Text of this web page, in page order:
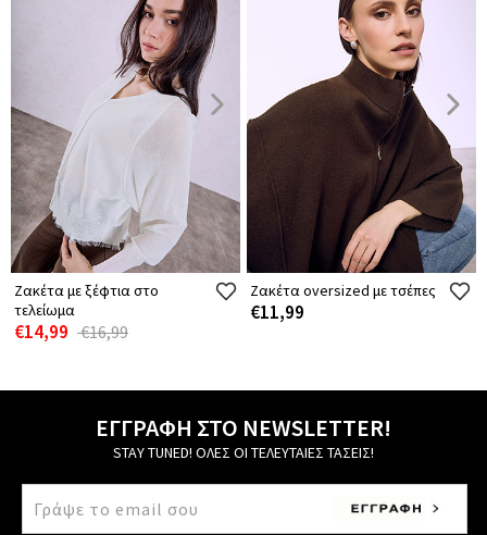
Ζακέτα με ξέφτια στο
τελείωμα
€14,99 €16,99
Ζακέτα oversized με τσέπες
€11,99
ΕΓΓΡΑΦΗ ΣΤΟ NEWSLETTER!
STAY TUNED! ΟΛΕΣ ΟΙ ΤΕΛΕΥΤΑΙΕΣ ΤΑΣΕΙΣ!